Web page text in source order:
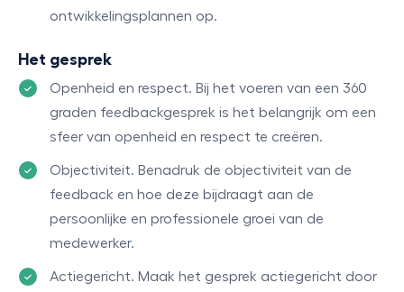
ontwikkelingsplannen op.
Het gesprek
Openheid en respect. Bij het voeren van een 360
graden feedbackgesprek is het belangrijk om een
sfeer van openheid en respect te creëren.
Objectiviteit. Benadruk de objectiviteit van de
feedback en hoe deze bijdraagt aan de
persoonlijke en professionele groei van de
medewerker.
Actiegericht. Maak het gesprek actiegericht door